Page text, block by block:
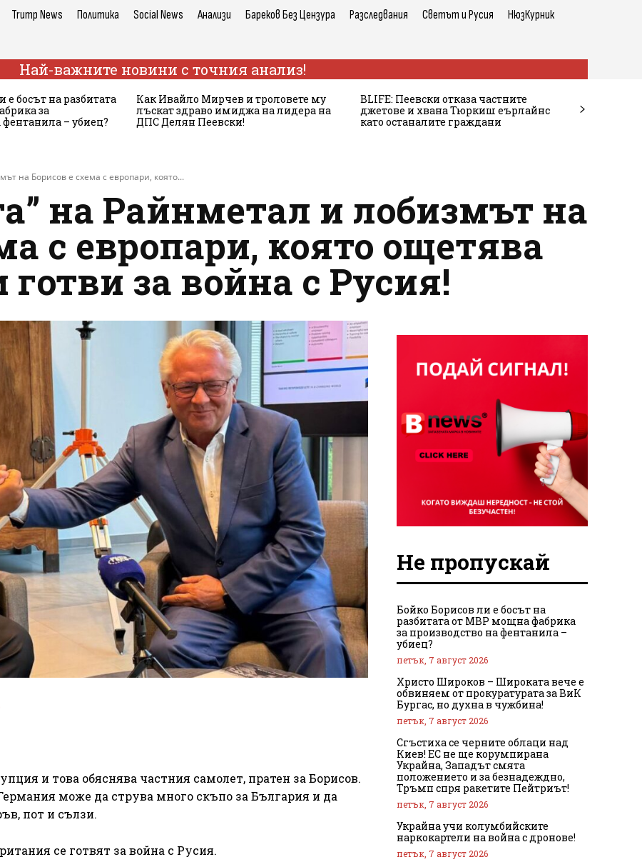
Trump News Политика Social News Анализи Бареков Без Цензура Разследвания Светът и Русия НюзКурник
Най-важните новини с точния анализ!
е босът на разбитата
за
– убиец?
Как Ивайло Мирчев и троловете му
лъскат здраво имиджа на лидера на
ДПС Делян Пеевски!
BLIFE: Пеевски отказа частните
джетове и хвана Тюркиш еърлайнс
като останалите граждани
на Борисов е схема с европари, която...
на Райнметал и лобизмът на
с европари, която ощетява
за война с Русия!
и това обяснява частния самолет, пратен за Борисов.
може да струва много скъпо за България и да
пот и сълзи.
се готвят за война с Русия.
Не пропускай
Бойко Борисов ли е босът на
разбитата от МВР мощна фабрика
за производство на фентанила –
убиец?
петък, 7 август 2026
Христо Широков – Широката вече е
обвиняем от прокуратурата за ВиК
Бургас, но духна в чужбина!
петък, 7 август 2026
Сгъстиха се черните облаци над
Киев! ЕС не ще корумпирана
Украйна, Западът смята
положението и за безнадеждно,
Тръмп спря ракетите Пейтриът!
петък, 7 август 2026
Украйна учи колумбийските
наркокартели на война с дронове!
петък, 7 август 2026